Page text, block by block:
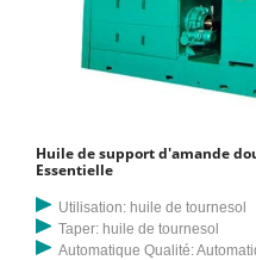
Huile de support d'amande
Essentielle
Utilisation: huile de tournesol
Taper: huile de tournesol
Automatique Qualité: